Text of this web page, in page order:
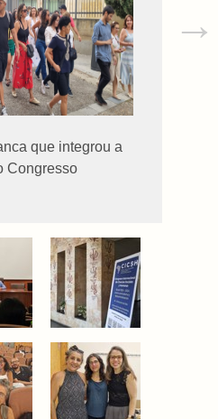
que integrou a
Congresso
→